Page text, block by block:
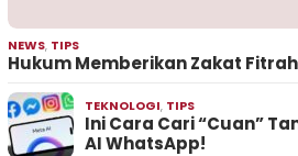
NEWS, TIPS
Hukum Memberikan Zakat
TEKNOLOGI, TIPS
Ini Cara Cari “Cuan”
AI WhatsApp!